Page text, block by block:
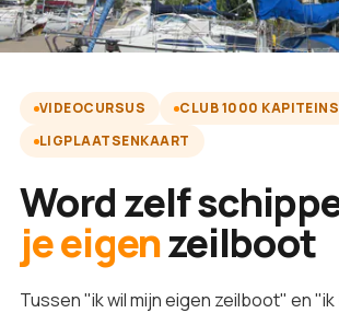
VIDEOCURSUS
CLUB 1000 KAPITEINS
LIGPLAATSENKAART
Word zelf
je eigenzeilboot
Tussen "ik wil mijn eigen zeilboot" en "ik